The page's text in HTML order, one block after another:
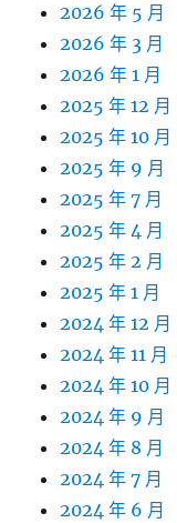
2026 年 5 月
2026 年 3 月
2026 年 1 月
2025 年 12 月
2025 年 10 月
2025 年 9 月
2025 年 7 月
2025 年 4 月
2025 年 2 月
2025 年 1 月
2024 年 12 月
2024 年 11 月
2024 年 10 月
2024 年 9 月
2024 年 8 月
2024 年 7 月
2024 年 6 月